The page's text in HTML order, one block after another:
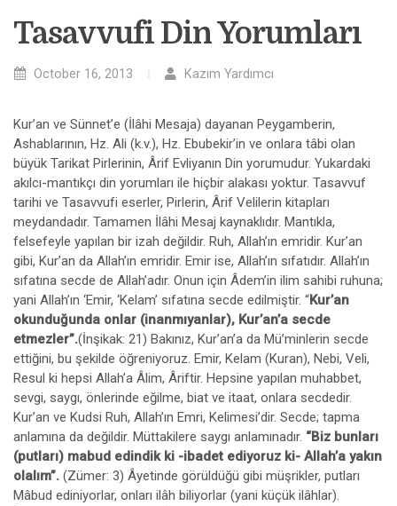
Tasavvufi Din Yorumları
October 16, 2013 Kazım Yardımcı
Kur’an ve Sünnet’e (İlâhi Mesaja) dayanan Peygamberin,
Ashablarının, Hz. Ali (k.v.), Hz. Ebubekir’in ve onlara tâbi olan
büyük Tarikat Pirlerinin, Ârif Evliyanın Din yorumudur. Yukardaki
akılcı-mantıkçı din yorumları ile hiçbir alakası yoktur. Tasavvuf
tarihi ve Tasavvufi eserler, Pirlerin, Ârif Velilerin kitapları
meydandadır. Tamamen İlâhi Mesaj kaynaklıdır. Mantıkla,
felsefeyle yapılan bir izah değildir. Ruh, Allah’ın emridir. Kur’an
gibi, Kur’an da Allah’ın emridir. Emir ise, Allah’ın sıfatıdır. Allah’ın
sıfatına secde de Allah’adır. Onun için Âdem’in ilim sahibi ruhuna;
yani Allah’ın ‘Emir, ‘Kelam’ sıfatına secde edilmiştir. “Kur’an
okunduğunda onlar (inanmıyanlar), Kur’an’a secde
etmezler”.(İnşikak: 21) Bakınız, Kur’an’a da Mü’minlerin secde
ettiğini, bu şekilde öğreniyoruz. Emir, Kelam (Kuran), Nebi, Veli,
Resul ki hepsi Allah’a Âlim, Âriftir. Hepsine yapılan muhabbet,
sevgi, saygı, önlerinde eğilme, biat ve itaat, onlara secdedir.
Kur’an ve Kudsi Ruh, Allah’ın Emri, Kelimesi’dir. Secde; tapma
anlamına da değildir. Müttakilere saygı anlamınadır. “Biz bunları
(putları) mabud edindik ki -ibadet ediyoruz ki- Allah’a yakın
olalım”. (Zümer: 3) Âyetinde görüldüğü gibi müşrikler, putları
Mâbud ediniyorlar, onları ilâh biliyorlar (yani küçük ilâhlar).